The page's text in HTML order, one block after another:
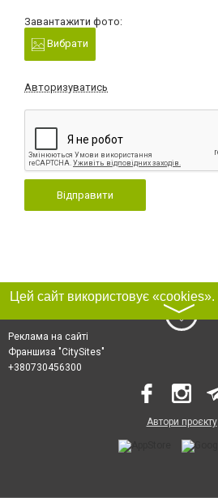
Завантажити фото:
Вибрати
Авторизуватись
Відправити
〉
Реклама на сайті
Франшиза "CitySites"
+380730456300
Автори проєкту